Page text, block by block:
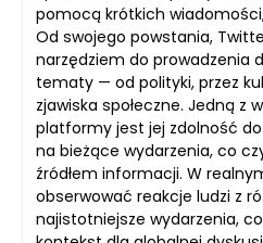
pomocą krótkich
Od swojego powstania,
narzędziem do prowadzenia
tematy — od polityki, przez
zjawiska społeczne. Jedną z
platformy jest jej zdolność
na bieżące wydarzenia, co
źródłem informacji. W
obserwować reakcje ludzi z
najistotniejsze wydarzenia,